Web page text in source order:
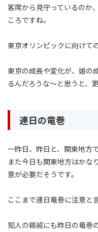
客席から見守っているのか
ころですね。
東京オリンピックに向けて
東京の成長や変化が、娘の
るんだろうな〜と思うと、
連日の竜巻
一昨日、昨日と、関東地方
また今日も関東地方はかな
意が必要だそうです。
ここまで連日竜巻に注意と
知人の親戚にも昨日の竜巻